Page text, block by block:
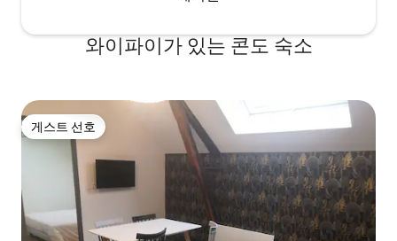
와이파이가 있는 콘도 숙소
게스트 선호
게스트 선호